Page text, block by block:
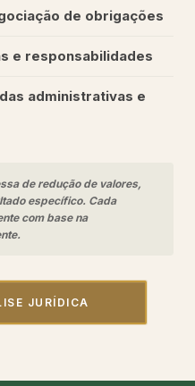
de obrigações
e responsabilidades
administrativas e
de redução de valores,
específico. Cada
com base na
JURÍDICA